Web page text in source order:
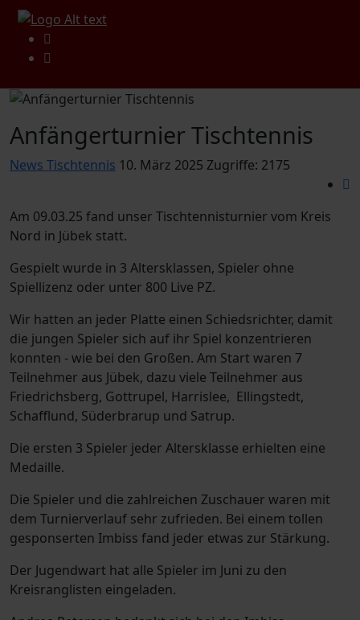
Anfängerturnier Tischtennis
News Tischtennis 10. März 2025 Zugriffe: 2175
Am 09.03.25 fand unser Tischtennisturnier vom Kreis
Nord in Jübek statt.
Gespielt wurde in 3 Altersklassen, Spieler ohne
Spiellizenz oder unter 800 Live PZ.
Wir hatten an jeder Platte einen Schiedsrichter, damit
die jungen Spieler sich auf ihr Spiel konzentrieren
konnten - wie bei den Großen. Am Start waren 7
Teilnehmer aus Jübek, dazu viele Teilnehmer aus
Friedrichsberg, Gottrupel, Harrislee, Ellingstedt,
Schafflund, Süderbrarup und Satrup.
Die ersten 3 Spieler jeder Altersklasse erhielten eine
Medaille.
Die Spieler und die zahlreichen Zuschauer waren mit
dem Turnierverlauf sehr zufrieden. Bei einem tollen
gesponserten Imbiss fand jeder etwas zur Stärkung.
Der Jugendwart hat alle Spieler im Juni zu den
Kreisranglisten eingeladen.